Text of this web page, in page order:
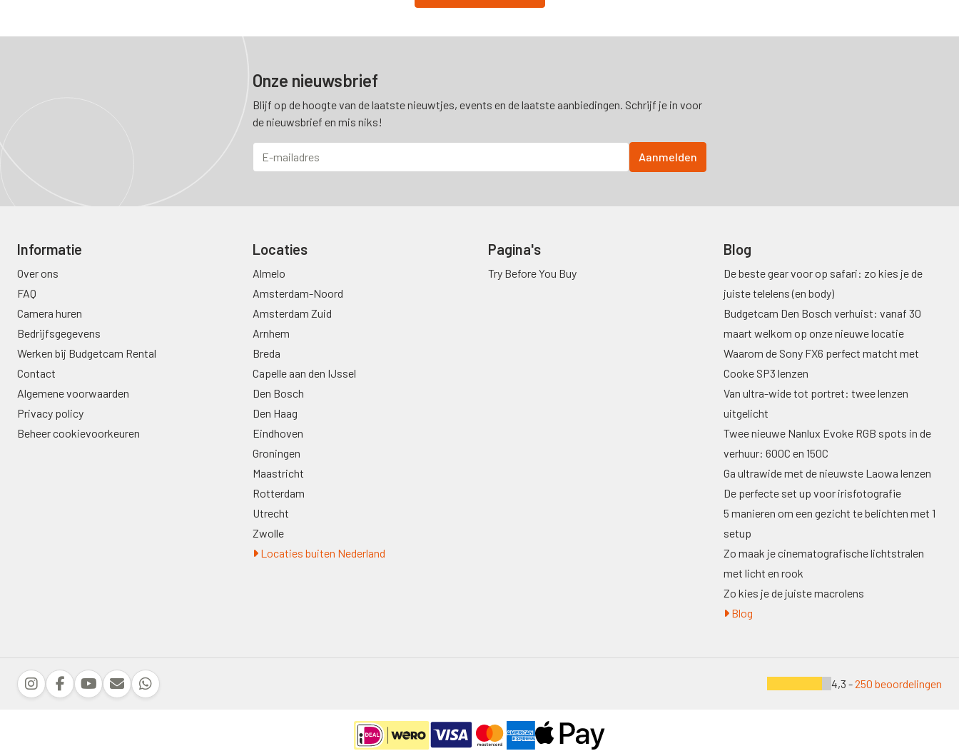
Onze nieuwsbrief
Blijf op de hoogte van de laatste nieuwtjes, events en de laatste aanbiedingen. Schrijf je in voor
de nieuwsbrief en mis niks!
Informatie
Over ons
FAQ
Camera huren
Bedrijfsgegevens
Werken bij Budgetcam Rental
Contact
Algemene voorwaarden
Privacy policy
Beheer cookievoorkeuren
Locaties
Almelo
Amsterdam-Noord
Amsterdam Zuid
Arnhem
Breda
Capelle aan den IJssel
Den Bosch
Den Haag
Eindhoven
Groningen
Maastricht
Rotterdam
Utrecht
Zwolle
Locaties buiten Nederland
Pagina's
Try Before You Buy
Blog
De beste gear voor op safari: zo kies je de
juiste telelens (en body)
Budgetcam Den Bosch verhuist: vanaf 30
maart welkom op onze nieuwe locatie
Waarom de Sony FX6 perfect matcht met
Cooke SP3 lenzen
Van ultra-wide tot portret: twee lenzen
uitgelicht
Twee nieuwe Nanlux Evoke RGB spots in de
verhuur: 600C en 150C
Ga ultrawide met de nieuwste Laowa lenzen
De perfecte set up voor irisfotografie
5 manieren om een gezicht te belichten met 1
setup
Zo maak je cinematografische lichtstralen
met licht en rook
Zo kies je de juiste macrolens
Blog
4,3 -250 beoordelingen